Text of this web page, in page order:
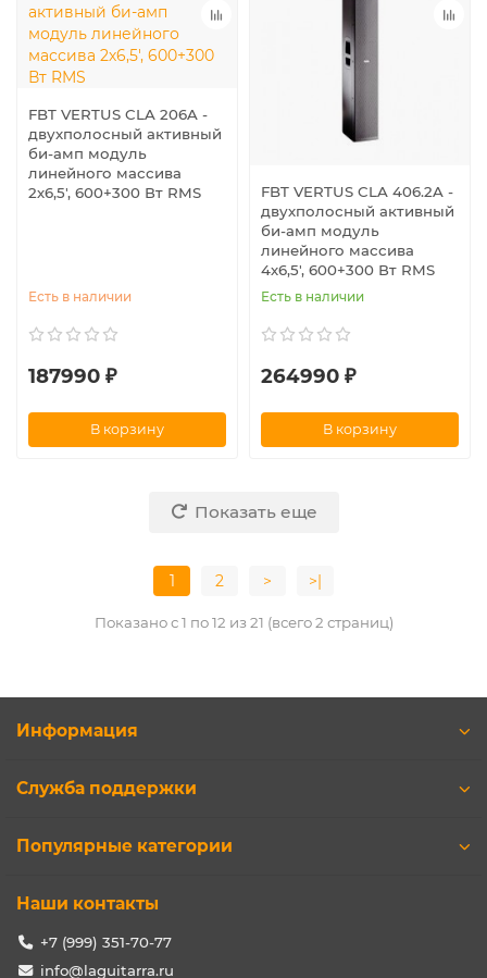
FBT VERTUS CLA 206A -
двухполосный активный
би-амп модуль
линейного массива
2х6,5', 600+300 Вт RMS
Есть в наличии
187990 ₽
В корзину
FBT VERTUS CLA 406.2A -
двухполосный активный
би-амп модуль
линейного массива
4х6,5', 600+300 Вт RMS
Есть в наличии
264990 ₽
В корзину
Показать еще
1 2 > >|
Показано с 1 по 12 из 21 (всего 2 страниц)
Информация
Служба поддержки
Популярные категории
Наши контакты
+7 (999) 351-70-77
info@laguitarra.ru